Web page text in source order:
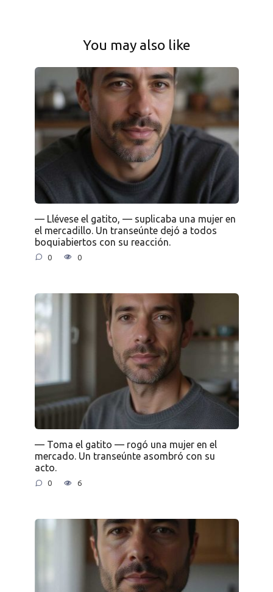
You may also like
— Llévese el gatito, — suplicaba una mujer en
el mercadillo. Un transeúnte dejó a todos
boquiabiertos con su reacción.
0 0
— Toma el gatito — rogó una mujer en el
mercado. Un transeúnte asombró con su
acto.
0 6